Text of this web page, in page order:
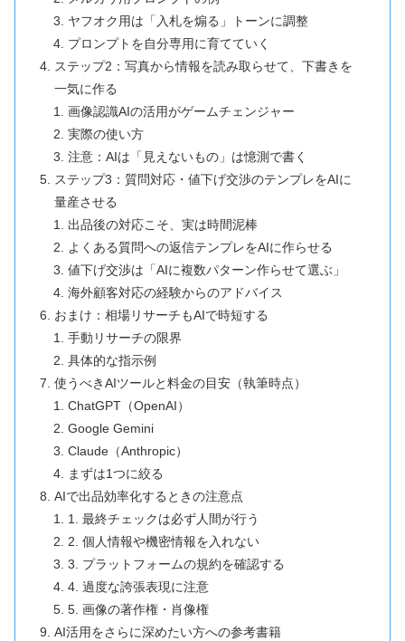
ヤフオク用は「入札を煽る」トーンに調整
プロンプトを自分専用に育てていく
ステップ2：写真から情報を読み取らせて、下書きを
一気に作る
画像認識AIの活用がゲームチェンジャー
実際の使い方
注意：AIは「見えないもの」は憶測で書く
ステップ3：質問対応・値下げ交渉のテンプレをAIに
量産させる
出品後の対応こそ、実は時間泥棒
よくある質問への返信テンプレをAIに作らせる
値下げ交渉は「AIに複数パターン作らせて選ぶ」
海外顧客対応の経験からのアドバイス
おまけ：相場リサーチもAIで時短する
手動リサーチの限界
具体的な指示例
使うべきAIツールと料金の目安（執筆時点）
ChatGPT（OpenAI）
Google Gemini
Claude（Anthropic）
まずは1つに絞る
AIで出品効率化するときの注意点
1. 最終チェックは必ず人間が行う
2. 個人情報や機密情報を入れない
3. プラットフォームの規約を確認する
4. 過度な誇張表現に注意
5. 画像の著作権・肖像権
AI活用をさらに深めたい方への参考書籍